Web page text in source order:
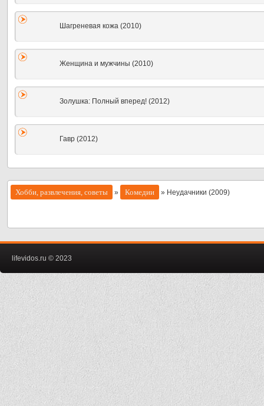
Шагреневая кожа (2010)
Женщина и мужчины (2010)
Золушка: Полный вперед! (2012)
Гавр (2012)
Хобби, развлечения, советы » Комедии » Неудачники (2009)
lifevidos.ru © 2023